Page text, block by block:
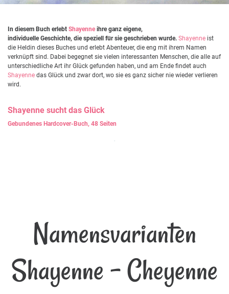
In diesem Buch erlebt Shayenneihre ganz eigene,
individuelle Geschichte, die speziell für sie geschrieben wurde. Shayenne ist
die Heldin dieses Buches und erlebt Abenteuer, die eng mit ihrem Namen
verknüpft sind. Dabei begegnet sie vielen interessanten Menschen, die alle auf
unterschiedliche Art ihr Glück gefunden haben, und am Ende findet auch
Shayenne das Glück und zwar dort, wo sie es ganz sicher nie wieder verlieren
wird.
Shayenne sucht das Glück
Gebundenes Hardcover-Buch, 48 Seiten
Namensvarianten
Shayenne - Cheyenne